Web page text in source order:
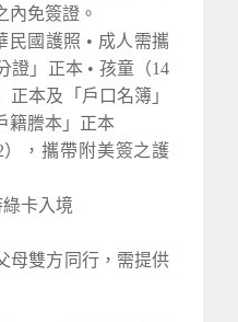
內免簽證。
民國護照 • 成人需攜
證」正本 • 孩童（14
正本及「戶口名簿」
籍謄本」正本
），攜帶附美簽之護
卡入境
母雙方同行，需提供